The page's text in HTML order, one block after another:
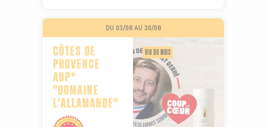
DU 03/08 AU 30/08
CÔTES DE
PROVENCE
AOP*
"DOMAINE
L'ALLAMANDE"
VIN DU MOIS